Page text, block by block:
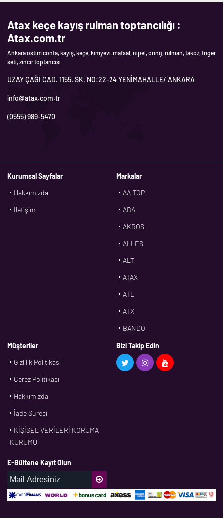
Atax keçe kayış rulman toptancılığı :
Atax.com.tr
Ankara ostim conta, kayış, keçe, kimyevi, mafsal, nipel, oring, rulman, takoz, triger
seti, zincir toptancısı
UZAY ÇAĞI CAD. 1155. SK. NO:22-24 YENİMAHALLE/ ANKARA
info@atax.com.tr
(0555) 989-5470
Kurumsal Sayfalar
Hakkımızda
İletişim
Markalar
AA-TOP
ABA
AKROS
ALLES
ALT
ATAX
ATL
ATX
BANDO
BMS
CDF
DPH
Müşteriler
Gizlilik Politikası
Çerez Politikası
Hakkımızda
İade Süreci
KİŞİSEL VERİLERİ KORUMA
KURUMU
Bizi Takip Edin
E-Bültene Kayıt Olun